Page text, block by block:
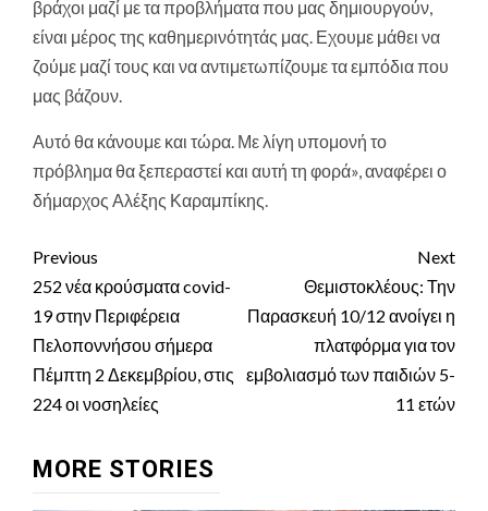
βράχοι μαζί με τα προβλήματα που μας δημιουργούν,
είναι μέρος της καθημερινότητάς μας. Εχουμε μάθει να
ζούμε μαζί τους και να αντιμετωπίζουμε τα εμπόδια που
μας βάζουν.
Αυτό θα κάνουμε και τώρα. Με λίγη υπομονή το
πρόβλημα θα ξεπεραστεί και αυτή τη φορά», αναφέρει ο
δήμαρχος Αλέξης Καραμπίκης.
Continue
Reading
Previous
252 νέα κρούσματα covid-
19 στην Περιφέρεια
Πελοποννήσου σήμερα
Πέμπτη 2 Δεκεμβρίου, στις
224 οι νοσηλείες
Next
Θεμιστοκλέους: Την
Παρασκευή 10/12 ανοίγει η
πλατφόρμα για τον
εμβολιασμό των παιδιών 5-
11 ετών
MORE STORIES